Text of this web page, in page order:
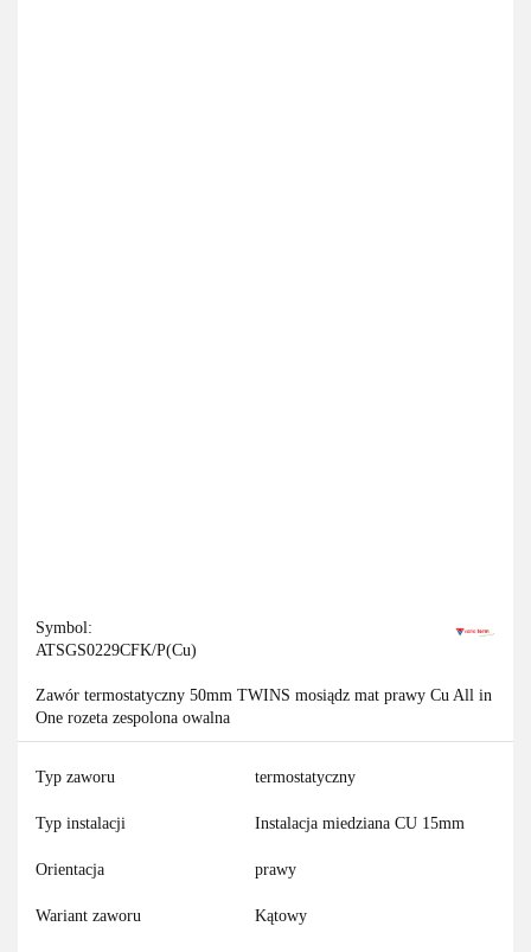
Symbol:
ATSGS0229CFK/P(Cu)
Zawór termostatyczny 50mm TWINS mosiądz mat prawy Cu All in
One rozeta zespolona owalna
Typ zaworu termostatyczny
Typ instalacji Instalacja miedziana CU 15mm
Orientacja prawy
Wariant zaworu Kątowy